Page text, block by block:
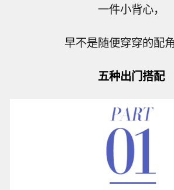
一件小背心，
早不是随便穿穿的配角
五种出门搭配